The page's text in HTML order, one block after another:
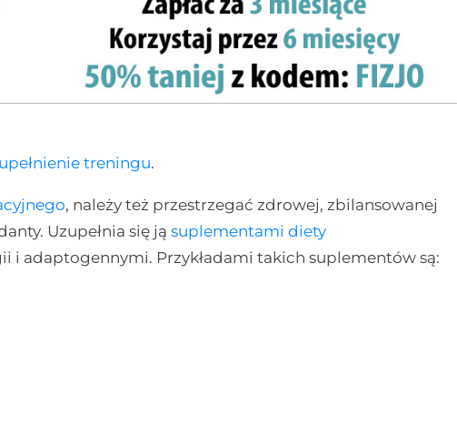
treningu.
, należy też przestrzegać zdrowej, zbilansowanej
Uzupełnia się jąsuplementami diety
i adaptogennymi. Przykładami takich suplementów są: